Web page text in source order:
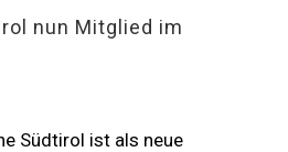
nun Mitglied im
Südtirol ist als neue